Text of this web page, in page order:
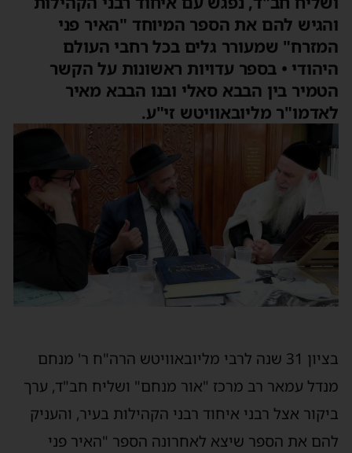
והגיש להם את הספר המיוחד "האיר פני
המזרח" שמעורר גלים בכל רחבי העולם
היהודי • בספר עדויות ראשונות על הקשר
הטמיר בין הבבא סאלי ובנו הבבא מאיר
לאדמו"ר מליובאוויטש זי"ע.
בציון 31 שנה לרבי מליובאוויטש הרה"ח ר' מנחם
מנדל עמאר רב מרכז "אור מנחם" ושליח חב"ד, ערך
ביקור אצל רבני איחוד רבני הקהילות בעיר, והעניק
להם את הספר שיצא לאחרונה הספר "האיר פני